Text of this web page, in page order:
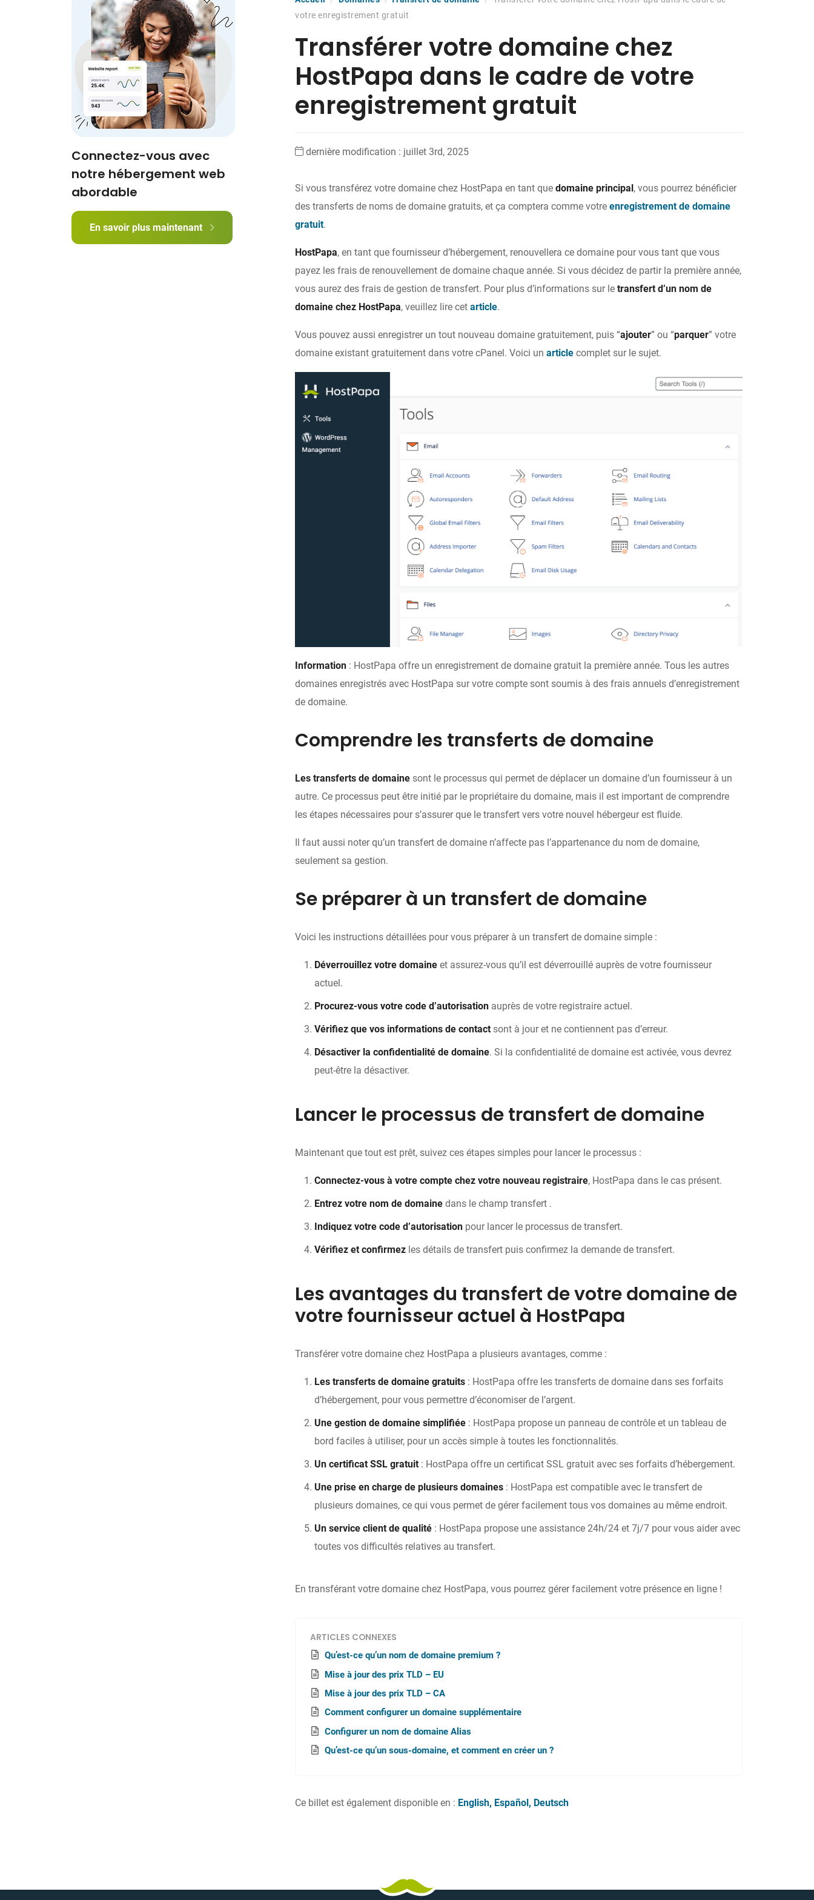
votre enregistrement gratuit
Transférer votre domaine chez
HostPapa dans le cadre de votre
enregistrement gratuit
dernière modification : juillet 3rd, 2025
Si vous transférez votre domaine chez HostPapa en tant quedomaine principal , vous pourrez bénéficier
des transferts de noms de domaine gratuits, et ça comptera comme votreenregistrement de domaine
gratuit.
HostPapa, en tant que fournisseur d’hébergement, renouvellera ce domaine pour vous tant que vous
payez les frais de renouvellement de domaine chaque année. Si vous décidez de partir la première année,
vous aurez des frais de gestion de transfert. Pour plus d’informations sur letransfert d’un nom de
domaine chez HostPapa, veuillez lire cetarticle.
Vous pouvez aussi enregistrer un tout nouveau domaine gratuitement, puis “ajouter” ou “parquer” votre
domaine existant gratuitement dans votre cPanel. Voici unarticle complet sur le sujet.
Information : HostPapa offre un enregistrement de domaine gratuit la première année. Tous les autres
domaines enregistrés avec HostPapa sur votre compte sont soumis à des frais annuels d’enregistrement
de domaine.
Comprendre les transferts de domaine
Les transferts de domaine sont le processus qui permet de déplacer un domaine d’un fournisseur à un
autre. Ce processus peut être initié par le propriétaire du domaine, mais il est important de comprendre
les étapes nécessaires pour s’assurer que le transfert vers votre nouvel hébergeur est fluide.
Il faut aussi noter qu’un transfert de domaine n’affecte pas l’appartenance du nom de domaine,
seulement sa gestion.
Se préparer à un transfert de domaine
Voici les instructions détaillées pour vous préparer à un transfert de domaine simple :
Déverrouillez votre domaine et assurez-vous qu’il est déverrouillé auprès de votre fournisseur
actuel.
Procurez-vous votre code d’autorisation auprès de votre registraire actuel.
Vérifiez que vos informations de contact sont à jour et ne contiennent pas d’erreur.
Désactiver la confidentialité de domaine. Si la confidentialité de domaine est activée, vous devrez
peut-être la désactiver.
Lancer le processus de transfert de domaine
Maintenant que tout est prêt, suivez ces étapes simples pour lancer le processus :
Connectez-vous à votre compte chez votre nouveau registraire, HostPapa dans le cas présent.
Entrez votre nom de domainedans le champ transfert .
Indiquez votre code d’autorisation pour lancer le processus de transfert.
Vérifiez et confirmez les détails de transfert puis confirmez la demande de transfert.
Les avantages du transfert de votre domaine de
votre fournisseur actuel à HostPapa
Transférer votre domaine chez HostPapa a plusieurs avantages, comme :
Les transferts de domaine gratuits : HostPapa offre les transferts de domaine dans ses forfaits
d’hébergement, pour vous permettre d’économiser de l’argent.
Une gestion de domaine simplifiée : HostPapa propose un panneau de contrôle et un tableau de
bord faciles à utiliser, pour un accès simple à toutes les fonctionnalités.
Un certificat SSL gratuit : HostPapa offre un certificat SSL gratuit avec ses forfaits d’hébergement.
Une prise en charge de plusieurs domaines : HostPapa est compatible avec le transfert de
plusieurs domaines, ce qui vous permet de gérer facilement tous vos domaines au même endroit.
Un service client de qualité : HostPapa propose une assistance 24h/24 et 7j/7 pour vous aider avec
toutes vos difficultés relatives au transfert.
En transférant votre domaine chez HostPapa, vous pourrez gérer facilement votre présence en ligne !
ARTICLES CONNEXES
Qu’est-ce qu’un nom de domaine premium ?
Mise à jour des prix TLD – EU
Mise à jour des prix TLD – CA
Comment configurer un domaine supplémentaire
Configurer un nom de domaine Alias
Qu’est-ce qu’un sous-domaine, et comment en créer un ?
Ce billet est également disponible en : English Español Deutsch
Connectez-vous avec
notre hébergement web
abordable
En savoir plus maintenant